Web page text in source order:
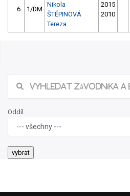
6. 1/DM
Nikola
ŠTĚPINOVÁ
Tereza
2015
2010
Oddíl